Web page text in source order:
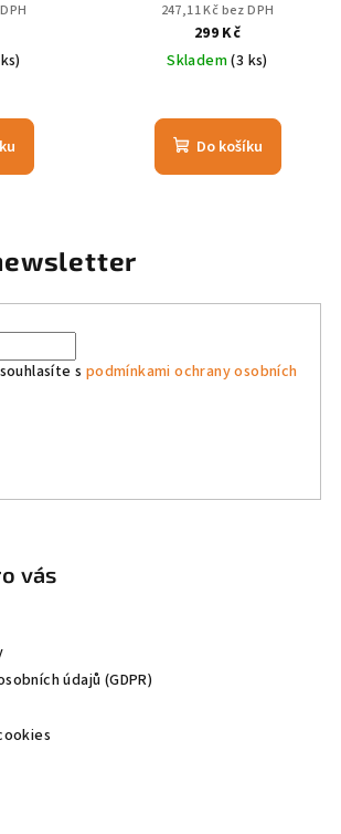
247,11 Kč bez DPH
299 Kč
Skladem(3 ks)
Do košíku
s podmínkami ochrany osobních
vás
údajů (GDPR)